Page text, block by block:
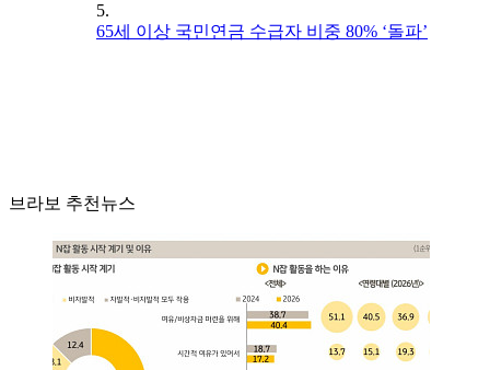
5.
65세 이상 국민연금 수급자 비중 80% ‘돌파’
브라보 추천뉴스